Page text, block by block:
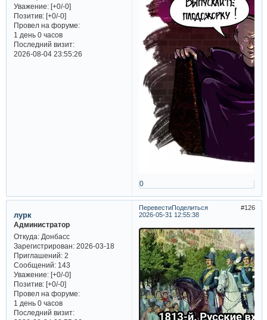
Уважение: [+0/-0]
Позитив: [+0/-0]
Провел на форуме:
1 день 0 часов
Последний визит:
2026-08-04 23:55:26
0
ПеревестиПоделиться
126
2026-05-31 12:55:38
лурк
Администратор
Откуда:Донбасс
Зарегистрирован: 2026-03-18
Приглашений:2
Сообщений:143
Уважение: [+0/-0]
Позитив: [+0/-0]
Провел на форуме:
1 день 0 часов
Последний визит: